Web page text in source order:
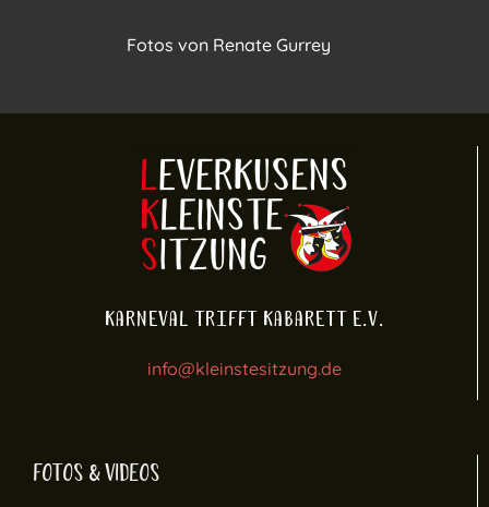
Fotos von Renate Gurrey
Karneval trifft Kabarett e.V.
info@kleinstesitzung.de
FOTOS & VIDEOS